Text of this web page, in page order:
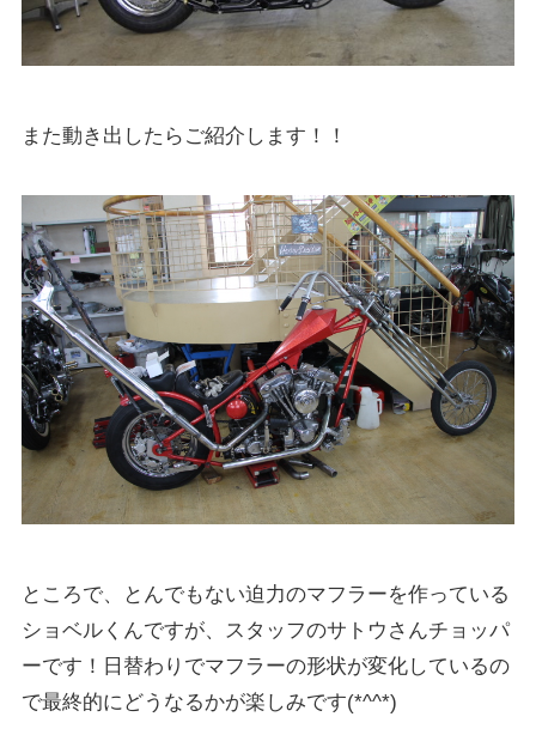
また動き出したらご紹介します！！
ところで、とんでもない迫力のマフラーを作っている
ショベルくんですが、スタッフのサトウさんチョッパ
ーです！日替わりでマフラーの形状が変化しているの
で最終的にどうなるかが楽しみです(*^^*)